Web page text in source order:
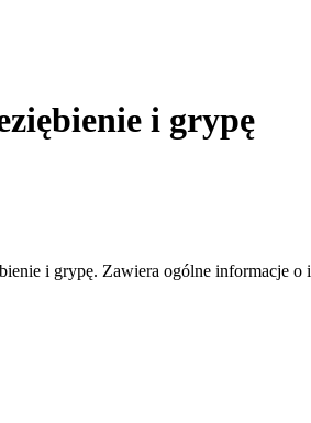
i grypę
i grypę. Zawiera ogólne informacje